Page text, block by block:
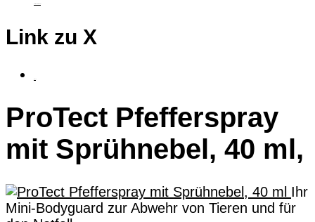
Link zu X
ProTect Pfefferspray
mit Sprühnebel, 40 ml,
Ihr
Mini-Bodyguard zur Abwehr von Tieren und für